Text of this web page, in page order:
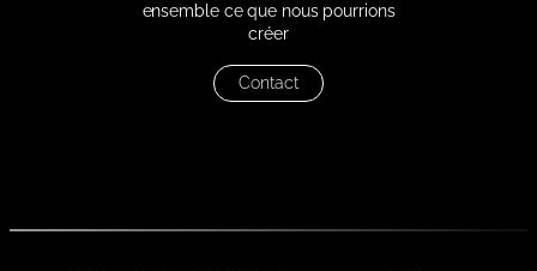
ensemble ce que nous pourrions
créer
Contact